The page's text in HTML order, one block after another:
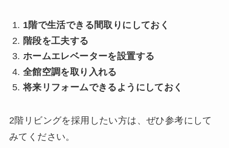
1階で生活できる間取りにしておく
階段を工夫する
ホームエレベーターを設置する
全館空調を取り入れる
将来リフォームできるようにしておく
2階リビングを採用したい方は、ぜひ参考にして
みてください。